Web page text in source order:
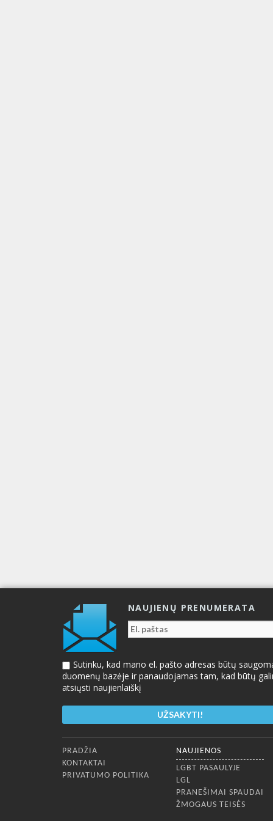
NAUJIENŲ PRENUMERATA
Sutinku, kad mano el. pašto adresas būtų
duomenų bazėje ir panaudojamas tam, kad būtų
atsiųsti naujienlaiškį
Apatinis meniu
PRADŽIA
KONTAKTAI
PRIVATUMO POLITIKA
NAUJIENOS
LGBT PASAULYJE
LGL
PRANEŠIMAI SPAUDAI
ŽMOGAUS TEISĖS